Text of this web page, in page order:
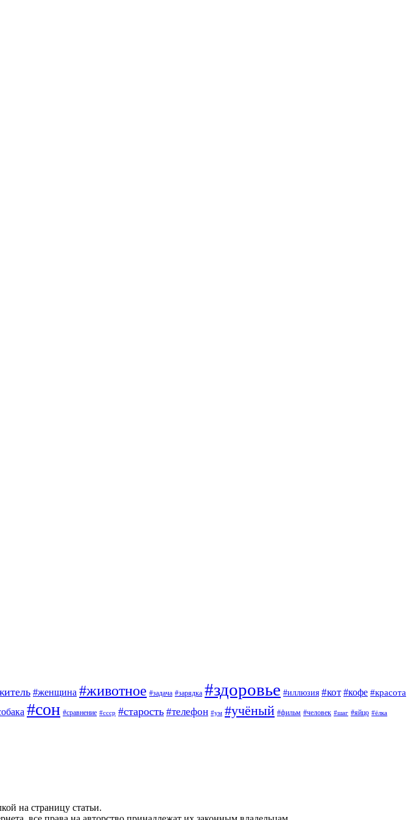
#женщина #животное #задача #зарядка #здоровье #иллюзия #кот #кофе #красота
#сон #сравнение #ссср #старость #телефон #ум #учёный #фильм #человек #шаг #яйцо #ёлка
на страницу статьи.